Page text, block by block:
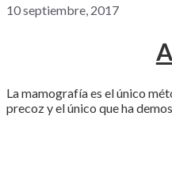
10 septiembre, 2017
La mamografía es el único
precoz y el único que ha